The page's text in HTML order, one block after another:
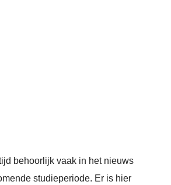
behoorlijk vaak in het nieuws
studieperiode. Er is hier